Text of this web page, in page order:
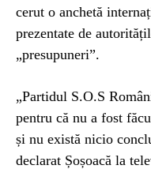
cerut o anchetă
prezentate de
„presupuneri”.
„Partidul S.O.S
pentru că nu a fost
și nu există nicio
declarat Șoșoacă la